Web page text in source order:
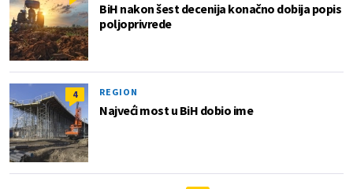
BiH nakon šest decenija konačno dobija popis
poljoprivrede
4 REGION
Najveći most u BiH dobio ime